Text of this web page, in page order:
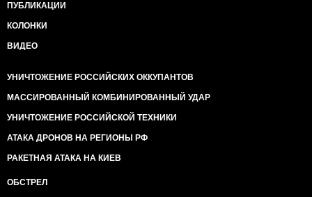
ПУБЛИКАЦИИ
КОЛОНКИ
ВИДЕО
УНИЧТОЖЕНИЕ РОССИЙСКИХ ОККУПАНТОВ
МАССИРОВАННЫЙ КОМБИНИРОВАННЫЙ УДАР
УНИЧТОЖЕНИЕ РОССИЙСКОЙ ТЕХНИКИ
АТАКА ДРОНОВ НА РЕГИОНЫ РФ
РАКЕТНАЯ АТАКА НА КИЕВ
ОБСТРЕЛ